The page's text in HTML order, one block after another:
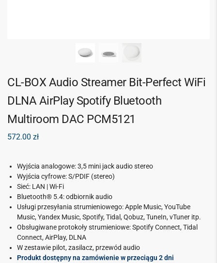
CL-BOX Audio Streamer Bit-Perfect WiFi
DLNA AirPlay Spotify Bluetooth
Multiroom DAC PCM5121
572.00 zł
Wyjścia analogowe: 3,5 mini jack audio stereo
Wyjścia cyfrowe: S/PDIF (stereo)
Sieć: LAN | Wi-Fi
Bluetooth® 5.4: odbiornik audio
Usługi przesyłania strumieniowego: Apple Music, YouTube
Music, Yandex Music, Spotify, Tidal, Qobuz, TuneIn, vTuner itp.
Obsługiwane protokoły strumieniowe: Spotify Connect, Tidal
Connect, AirPlay, DLNA
W zestawie pilot, zasilacz, przewód audio
Produkt dostępny na zamówienie w przeciągu 2 dni